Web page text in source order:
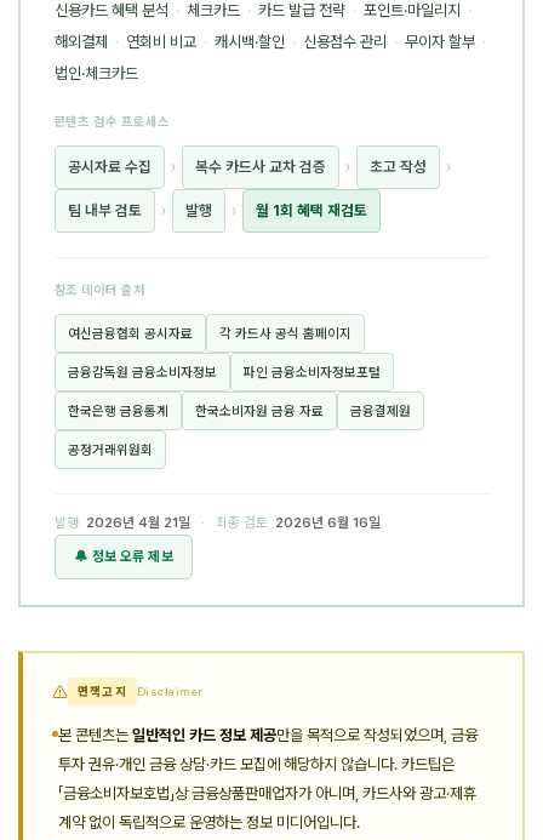
신용카드 혜택 분석 · 체크카드 · 카드 발급 전략 · 포인트·마일리지 ·
해외결제 · 연회비 비교 · 캐시백·할인 · 신용점수 관리 · 무이자 할부 ·
법인·체크카드
콘텐츠 검수 프로세스
공시자료 수집 › 복수 카드사 교차 검증 › 초고 작성 ›
팀 내부 검토 › 발행 › 월 1회 혜택 재검토
참조 데이터 출처
여신금융협회 공시자료 각 카드사 공식 홈페이지
금융감독원 금융소비자정보 파인 금융소비자정보포털
한국은행 금융통계 한국소비자원 금융 자료 금융결제원
공정거래위원회
발행 2026년 4월 21일 · 최종 검토
2026년 6월 16일
🔔 정보 오류 제보
면책고지 Disclaimer
본 콘텐츠는 일반적인 카드 정보 제공만을 목적으로 작성되었으며, 금융
투자 권유·개인 금융 상담·카드 모집에 해당하지 않습니다. 카드팁은
「금융소비자보호법」상 금융상품판매업자가 아니며, 카드사와 광고·제휴
계약 없이 독립적으로 운영하는 정보 미디어입니다.